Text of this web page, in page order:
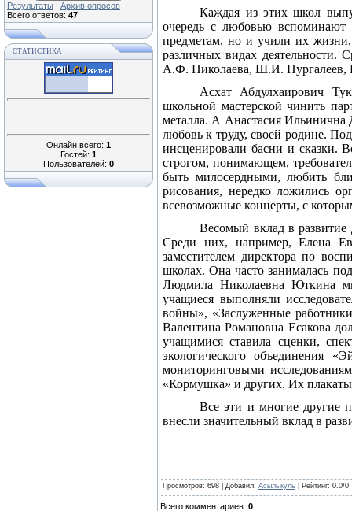
Результаты | Архив опросов
Всего ответов: 47
СТАТИСТИКА
Онлайн всего: 1
Гостей: 1
Пользователей: 0
Каждая из этих школ
очередь с любовью вспоминают
предметам, но и учили их жизни,
различных видах
А.Ф. Николаева, Ш.И.
Асхат Абдулхаирович
школьной мастерской чинить
металла. А Анастасия Ильинична
любовь к труду, своей родине.
инсценировали басни и сказки.
строгом, понимающем,
быть милосердными, любить
рисования, нередко ложились
всевозможные концерты, с
Весомый вклад в развитие
Среди них, например, Елена
заместителем директора по
школах. Она часто занималась
Людмила Николаевна Юткина
учащиеся выполняли
войны», «Заслуженные
Валентина Романовна Есакова
учащимися ставила сценки,
экологического объединения
мониторинговыми
«Кормушка» и других. Их
Все эти и многие другие
внесли значительный вклад в
Просмотров: 698 | Добавил: Асылыкуль Рейтинг: 0.0/0
Всего комментариев: 0